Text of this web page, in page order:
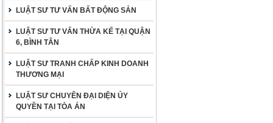
LUẬT SƯ TƯ VẤN BẤT ĐỘNG SẢN
LUẬT SƯ TƯ VẤN THỪA KẾ TẠI QUẬN
6, BÌNH TÂN
LUẬT SƯ TRANH CHẤP KINH DOANH
THƯƠNG MẠI
LUẬT SƯ CHUYÊN ĐẠI DIỆN ỦY
QUYỀN TẠI TÒA ÁN